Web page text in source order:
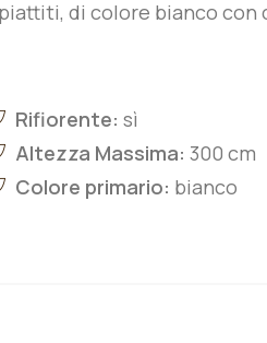
di colore bianco con
Rifiorente: sì
Altezza Massima: 300 cm
Colore primario: bianco